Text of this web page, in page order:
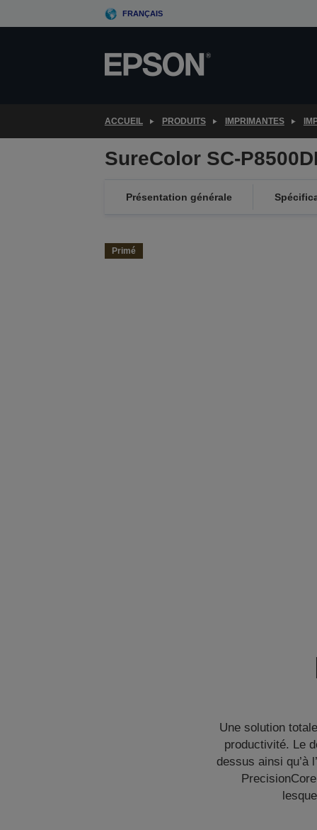
to
FRANÇAIS
ACCUEIL PRODUITS IMPRIMANTES
SureColor SC-
Présentation générale
Primé
Une solution
productivité. Le
dessus ainsi qu’à